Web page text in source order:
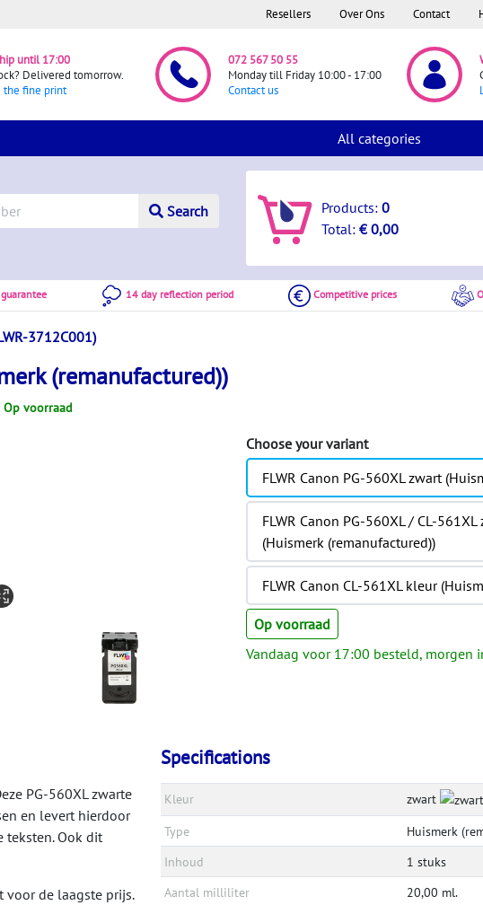
Resellers Over Ons Contact
until 17:00
Delivered tomorrow.
the fine print
072 567 50 55
Monday till Friday 10:00 - 17:00
Contact us
All categories
Search Products:0
Total:€ 0,00
14 day reflection period Competitive prices
3712C001)
(remanufactured))
Op voorraad
Choose your variant
FLWR Canon PG-560XL zwart
FLWR Canon PG-560XL / CL-
(Huismerk (remanufactured))
FLWR Canon CL-561XL kleur
Op voorraad
Vandaag voor 17:00 besteld, morgen
PG-560XL zwarte
en levert hierdoor
teksten. Ook dit
de laagste prijs.
Specifications
Kleur
zwart
Type
Huismerk
Inhoud
1 stuks
Aantal milliliter
20,00 ml.